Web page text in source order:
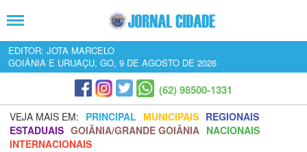
EDITOR: JOTA MARCELO
GOIÂNIA E URUAÇU, GO, 9 DE AGOSTO DE 2026
(62) 98500-1331
VEJA MAIS EM: PRINCIPAL MUNICIPAIS REGIONAIS
ESTADUAIS GOIÂNIA/GRANDE GOIÂNIA NACIONAIS
INTERNACIONAIS